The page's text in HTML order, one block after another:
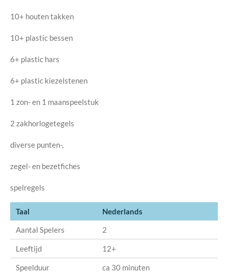
10+ houten takken
10+ plastic bessen
6+ plastic hars
6+ plastic kiezelstenen
1 zon- en 1 maanspeelstuk
2 zakhorlogetegels
diverse punten-,
zegel- en bezetfiches
spelregels
Taal
Nederlands
Aantal Spelers
2
Leeftijd 12+
Speelduur ca 30 minuten